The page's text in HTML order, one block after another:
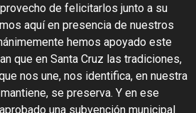
de felicitarlos junto a su
aquí en presencia de nuestros
hemos apoyado este
que en Santa Cruz las tradiciones,
nos une, nos identifica, en nuestra
se preserva. Y en ese
una subvención municipal